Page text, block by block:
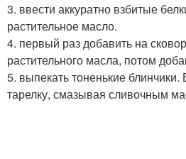
3. ввести аккуратно взбитые
растительное масло.
4. первый раз добавить на
растительного масла, потом
5. выпекать тоненькие
тарелку, смазывая сливочным